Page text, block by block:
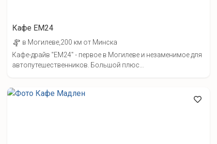
Кафе ЕМ24
в Могилеве,200 км от Минска
Кафе-драйв "ЕМ24" - первое в Могилеве и незаменимое для
автопутешественников. Большой плюс...